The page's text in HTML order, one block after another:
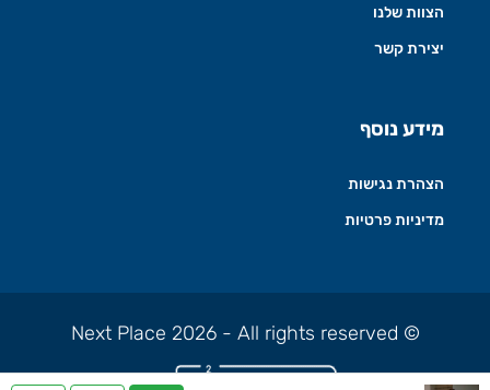
הצוות שלנו
יצירת קשר
מידע נוסף
הצהרת נגישות
מדיניות פרטיות
© Next Place 2026 - All rights reserved